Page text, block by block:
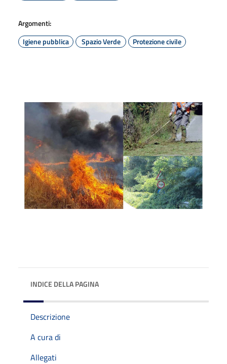
Argomenti:
Igiene pubblica
Spazio Verde Protezione civile
INDICE DELLA PAGINA
Descrizione
A cura di
Allegati